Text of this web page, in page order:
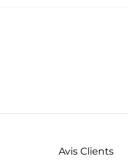
Avis Clients